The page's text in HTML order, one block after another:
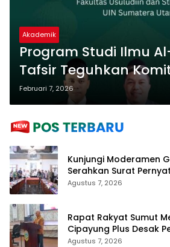
Akademik
Program Studi Ilmu
Tafsir Teguhkan
Mencetak Generasi
Qur’ani
Februari 7, 2026
Kunjungi Moderamen
Serahkan Surat
Penyerahan Aset RSUD
Agustus 7, 2026
Rapat Rakyat Sumut
Cipayung Plus Desak
Generasi Muda Jadi
Agustus 7, 2026